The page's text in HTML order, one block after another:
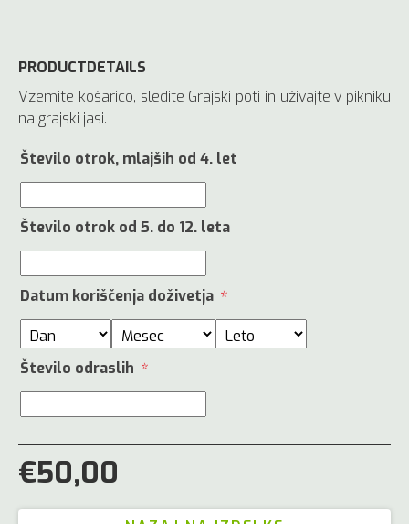
PRODUCTDETAILS
Vzemite košarico, sledite Grajski poti in uživajte v pikniku
na grajski jasi.
Število otrok, mlajših od 4. let
Število otrok od 5. do 12. leta
Datum koriščenja doživetja *
Število odraslih *
€50,00